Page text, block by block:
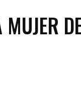
MUJER